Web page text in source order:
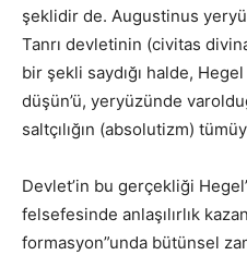
şeklidir de. Augustinus
Tanrı devletinin (civitas
bir şekli saydığı halde,
düşün’ü, yeryüzünde
saltçılığın (absolutizm)
Devlet’in bu gerçekliği
felsefesinde anlaşılırlık
formasyon”unda bütünsel